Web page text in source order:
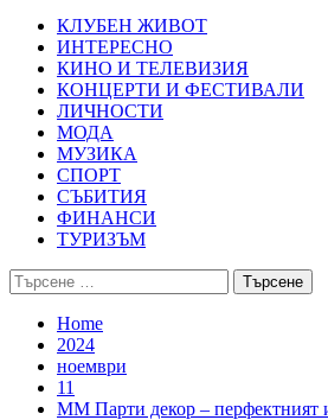
КЛУБЕН ЖИВОТ
ИНТЕРЕСНО
КИНО И ТЕЛЕВИЗИЯ
КОНЦЕРТИ И ФЕСТИВАЛИ
ЛИЧНОСТИ
МОДА
МУЗИКА
СПОРТ
СЪБИТИЯ
ФИНАНСИ
ТУРИЗЪМ
Търсене
за:
Home
2024
ноември
11
MM Парти декор – перфектният